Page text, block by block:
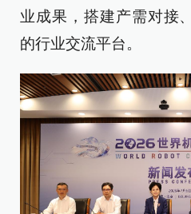
业成果，搭建产需对接
的行业交流平台。